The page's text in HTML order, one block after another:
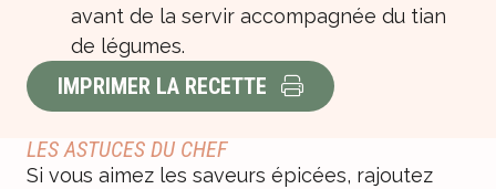
avant de la servir accompagnée du tian
de légumes.
IMPRIMER LA RECETTE
LES ASTUCES DU CHEF
Si vous aimez les saveurs épicées, rajoutez